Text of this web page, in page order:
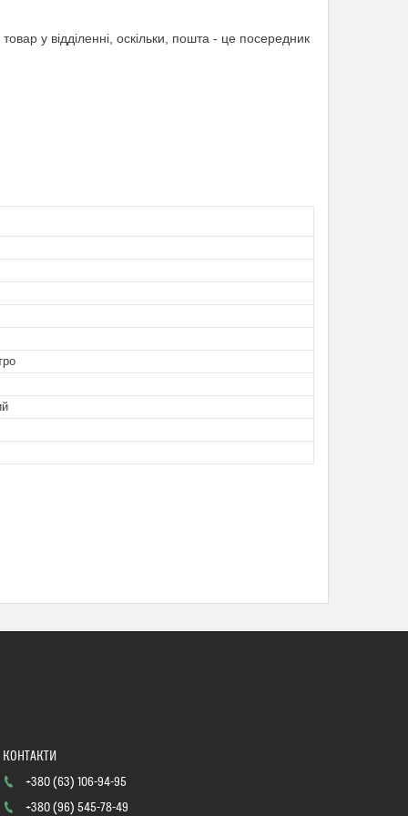
у відділенні, оскільки, пошта - це посередник
+380 (63) 106-94-95
+380 (96) 545-78-49